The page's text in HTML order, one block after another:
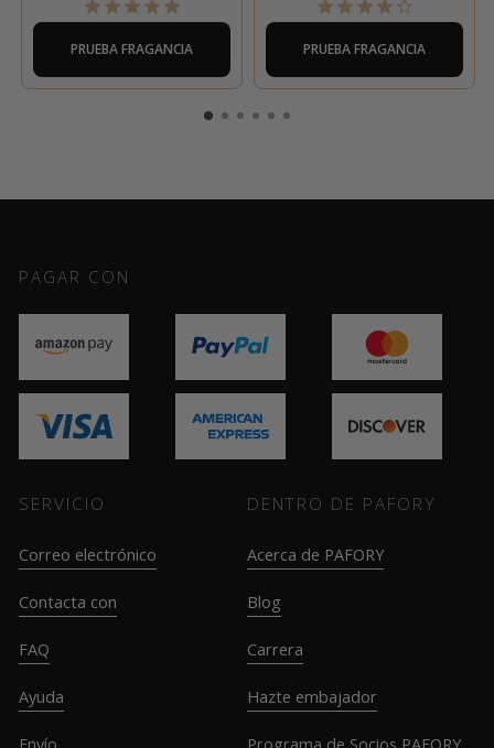
PRUEBA FRAGANCIA PRUEBA FRAGANCIA
PAGAR CON
SERVICIO
Correo electrónico
Contacta con
FAQ
Ayuda
DENTRO DE PAFORY
Acerca de PAFORY
Blog
Carrera
Hazte embajador